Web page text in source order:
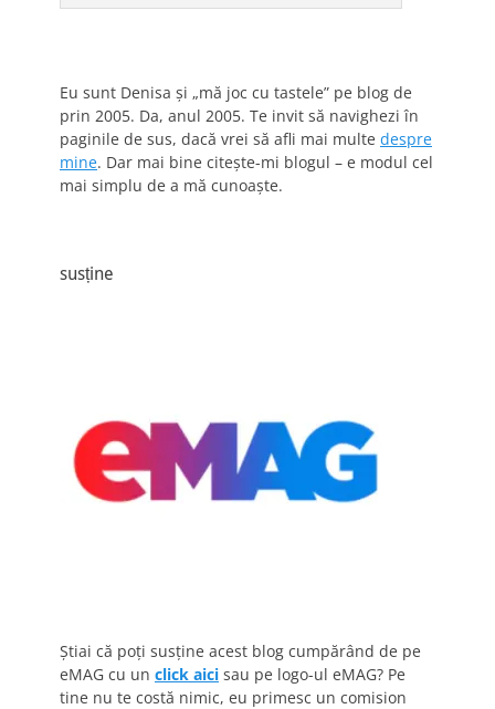
Eu sunt Denisa și „mă joc cu tastele” pe blog de
prin 2005. Da, anul 2005. Te invit să navighezi în
paginile de sus, dacă vrei să afli mai multe despre
mine. Dar mai bine citește-mi blogul – e modul cel
mai simplu de a mă cunoaște.
susține
Știai că poți susține acest blog cumpărând de pe
eMAG cu un click aici sau pe logo-ul eMAG? Pe
tine nu te costă nimic, eu primesc un comision